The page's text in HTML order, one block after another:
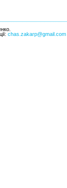
chas.zakarp@gmail.com